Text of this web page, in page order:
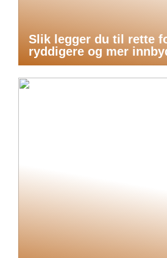
Slik legger du til rette
ryddigere og mer